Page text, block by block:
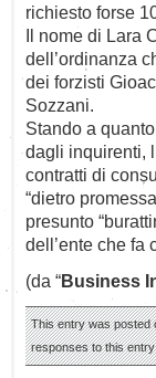
richiesto forse
Il nome di Lara
dell’ordinanza
dei forzisti
Sozzani.
Stando a
dagli inquirenti,
contratti di
“dietro
presunto
dell’ente che fa
(da “Business
This entry was posted
responses to this